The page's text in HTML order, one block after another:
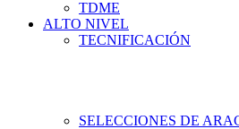
TDME
ALTO NIVEL
TECNIFICACIÓN
SELECCIONES DE